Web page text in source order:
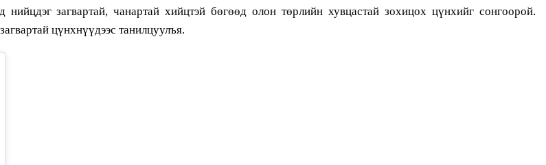
загвартай, чанартай хийцтэй бөгөөд олон төрлийн хувцастай зохицох цүнхийг сонгоорой.
цүнхнүүдээс танилцуулъя.